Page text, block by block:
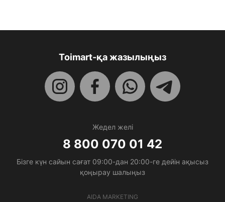
Toimart-қа жазылыңыз
Жедел желі
8 800 070 01 42
Бізге күн сайын сағат 09:00-дан 20:00-ге дейін ақысыз
қоңырау шалыңыз
AIDA MARKETING